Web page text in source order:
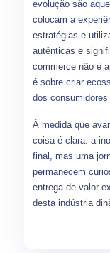
evolução são
colocam a
estratégias e
autênticas e
commerce não é
é sobre criar
dos
À medida que
coisa é clara: a
final, mas uma
permanecem
entrega de valor
desta indústria